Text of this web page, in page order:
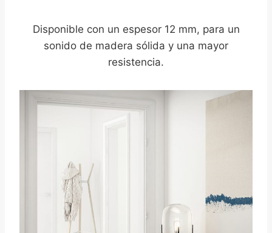
Disponible con un espesor 12 mm, para un
sonido de madera sólida y una mayor
resistencia.